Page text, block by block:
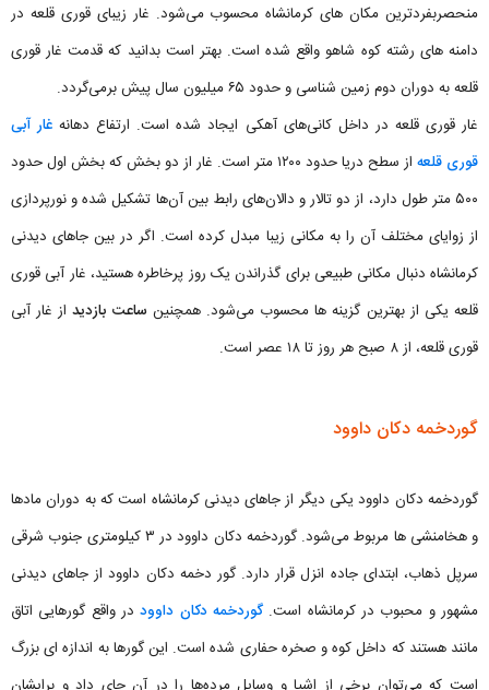
منحصربفردترین مکان های کرمانشاه محسوب می‌شود. غار زیبای قوری قلعه در
دامنه های رشته کوه شاهو واقع شده است. بهتر است بدانید که قدمت غار قوری
قلعه به دوران دوم زمین شناسی و حدود ۶۵ میلیون سال پیش برمی‌گردد.
غار قوری قلعه در داخل کانی‌های آهکی ایجاد شده است. ارتفاع دهانه غار آبی
قوری قلعه
از سطح دریا حدود ۱۲۰۰ متر است. غار از دو بخش که بخش اول حدود
۵۰۰ متر طول دارد، از دو تالار و دالان‌های رابط بین آن‌ها تشکیل شده و نورپردازی
از زوایای مختلف آن را به مکانی زیبا مبدل کرده است. اگر در بین جاهای دیدنی
کرمانشاه دنبال مکانی طبیعی برای گذراندن یک روز پرخاطره هستید، غار آبی قوری
قلعه یکی از بهترین گزینه ها محسوب‌ می‌شود. همچنین ساعت بازدیداز غار آبی
قوری قلعه، از ۸ صبح هر روز تا ۱۸ عصر است.
گوردخمه دکان داوود
گوردخمه دکان داوود یکی دیگر از جاهای دیدنی کرمانشاه است که به دوران مادها
و هخامنشی ها مربوط می‌شود. گوردخمه دکان داوود در ۳ کیلومتری جنوب شرقی
سرپل ذهاب، ابتدای جاده انزل قرار دارد. گور دخمه دکان داوود از جاهای دیدنی
مشهور و محبوب در کرمانشاه است.گوردخمه دکان داووددر واقع گورهایی اتاق
مانند هستند که داخل کوه و صخره حفاری شده است. این گورها به اندازه ای بزرگ
است که می‌توان برخی از اشیا و وسایل مرده‌ها را در آن جای داد و برایشان